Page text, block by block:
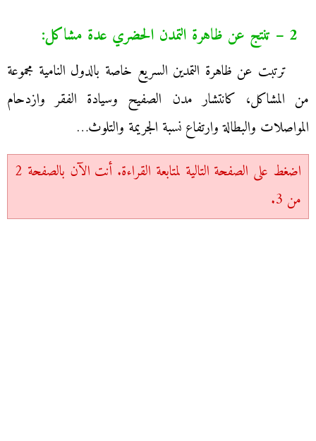
2 – تنتج عن ظاهرة التمدن الحضري عدة مشاكل:
ترتبت عن ظاهرة التمدين السريع خاصة بالدول النامية مجموعة
من المشاكل، كانتشار مدن الصفيح وسيادة الفقر وازدحام
المواصلات والبطالة وارتفاع نسبة الجريمة والتلوث…
اضغط على الصفحة التالية لمتابعة القراءة. أنت الآن بالصفحة 2
من 3.